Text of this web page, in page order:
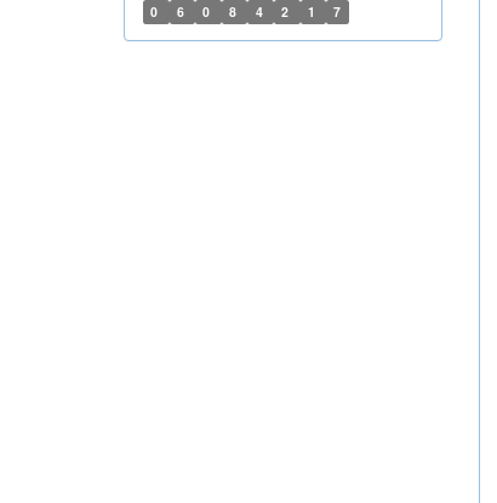
0 6 0 8 4 2 1 7